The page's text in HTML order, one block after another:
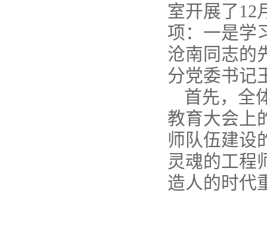
室开展了12
项：一是学
沧南同志的
分党委书记
首先，全
教育大会上
师队伍建设
灵魂的工程
造人的时代